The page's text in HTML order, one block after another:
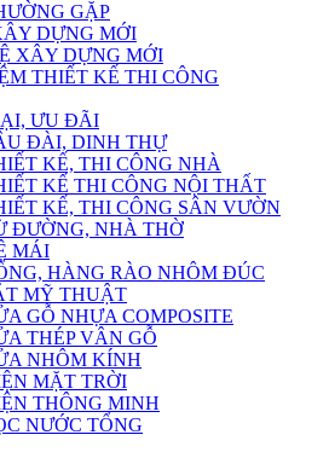
GẶP
DỰNG MỚI
XÂY DỰNG MỚI
THIẾT KẾ THI CÔNG
ƯU ĐÃI
ĐÀI, DINH THỰ
KẾ, THI CÔNG NHÀ
KẾ THI CÔNG NỘI THẤT
KẾ, THI CÔNG SÂN VƯỜN
ĐƯỜNG, NHÀ THỜ
MÁI
HÀNG RÀO NHÔM ĐÚC
MỸ THUẬT
GỖ NHỰA COMPOSITE
THÉP VÂN GỖ
NHÔM KÍNH
MẶT TRỜI
THÔNG MINH
NƯỚC TỔNG